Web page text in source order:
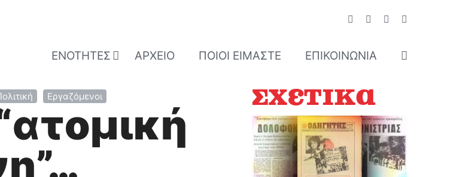
ΕΝΌΤΗΤΕΣ ΑΡΧΕΊΟ ΠΟΙΟΊ ΕΊΜΑΣΤΕ ΕΠΙΚΟΙΝΩΝΊΑ
Εργαζόμενοι Σχετικά